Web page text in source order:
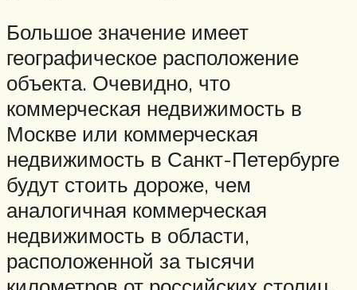
Большое значение имеет
географическое расположение
объекта. Очевидно, что
коммерческая недвижимость в
Москве или коммерческая
недвижимость в Санкт-Петербурге
будут стоить дороже, чем
аналогичная коммерческая
недвижимость в области,
расположенной за тысячи